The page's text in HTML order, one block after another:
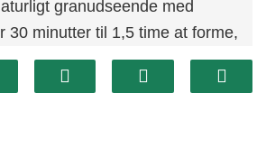
granudseende med
30 minutter til 1,5 time at forme,
hvilket giver et autentisk
af grenspidser.
en holdbar hængslet